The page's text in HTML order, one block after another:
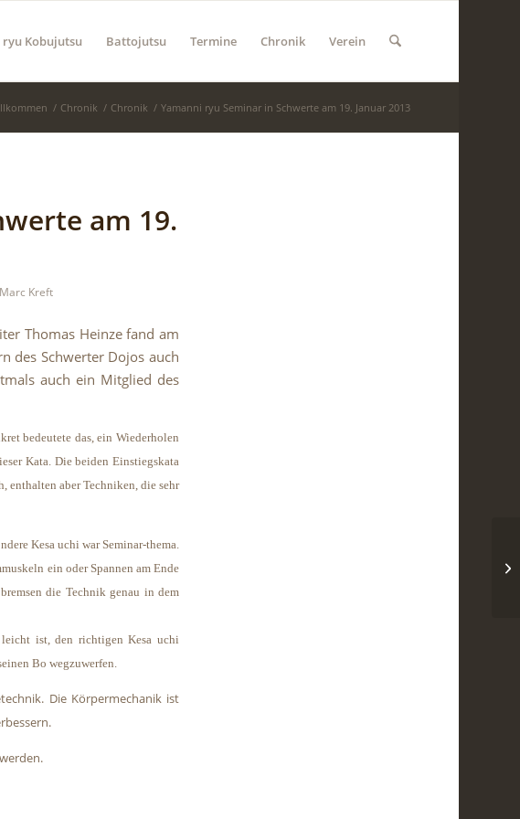
Kobujutsu Battojutsu Termine Chronik Verein
/ Chronik / Chronik / Yamanni ryu Seminar in Schwerte am 19. Januar 2013
am 19.
Marc Kreft
Thomas Heinze fand am
des Schwerter Dojos auch
auch ein Mitglied des
bedeutete das, ein Wiederholen
Kata. Die beiden Einstiegskata
enthalten aber Techniken, die sehr
Kesa uchi war Seminar-thema.
ein oder Spannen am Ende
die Technik genau in dem
ist, den richtigen Kesa uchi
Bo wegzuwerfen.
Die Körpermechanik ist